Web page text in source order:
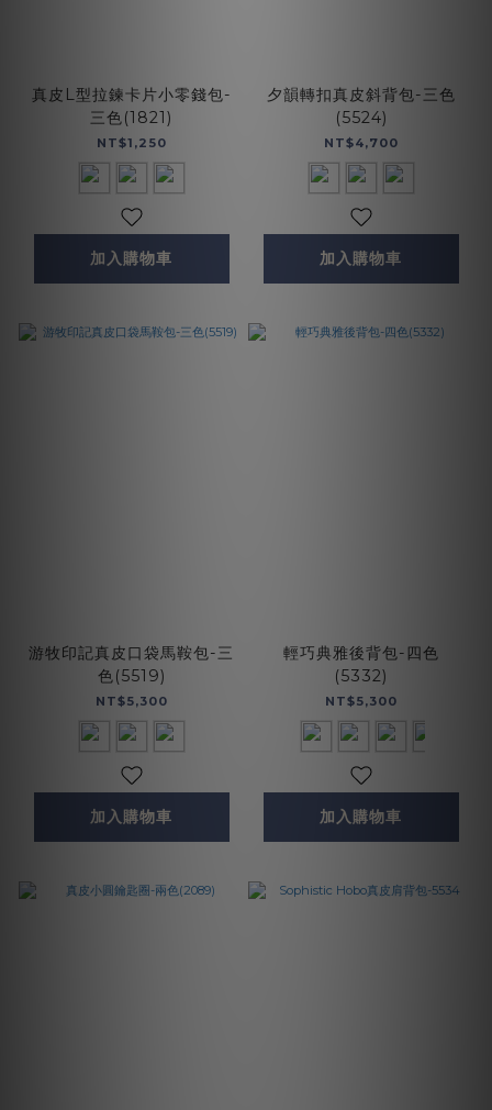
真皮L型拉鍊卡片小零錢包-
三色(1821)
NT$1,250
加入購物車
夕韻轉扣真皮斜背包-三色
(5524)
NT$4,700
加入購物車
游牧印記真皮口袋馬鞍包-三
色(5519)
NT$5,300
加入購物車
輕巧典雅後背包-四色
(5332)
NT$5,300
加入購物車